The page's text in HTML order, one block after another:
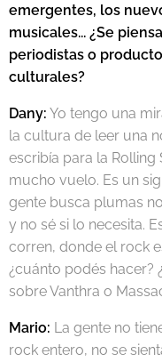
emergentes, los
musicales... ¿Se
periodistas o
culturales?
Dany: Yo tengo una
la cultura de leer una
escribía para la
mucho vuelo. Es un
gente busca plumas
y no sé si lo necesita.
corren, donde el rock
¿cuánto podés hacer?
sobre Vanthra o
Mario: La gente no
rock entero, no se